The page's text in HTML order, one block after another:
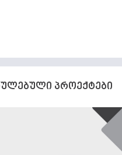
პროექტები